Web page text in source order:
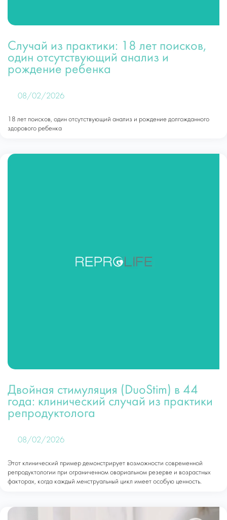
Случай из практики: 18 лет поисков,
один отсутствующий анализ и
рождение ребенка
08/02/2026
18 лет поисков, один отсутствующий анализ и рождение долгожданного
здорового ребенка
Двойная стимуляция (DuoStim) в 44
года: клинический случай из практики
репродуктолога
08/02/2026
Этот клинический пример демонстрирует возможности современной
репродуктологии при ограниченном овариальном резерве и возрастных
факторах, когда каждый менструальный цикл имеет особую ценность.